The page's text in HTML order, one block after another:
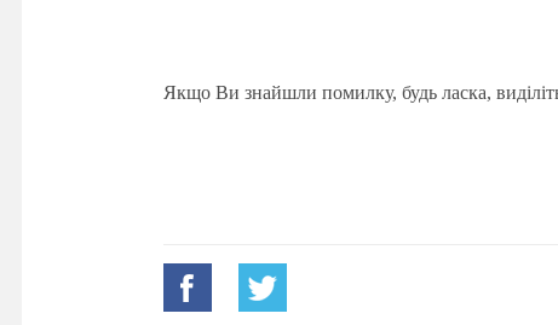
Якщо Ви знайшли помилку, будь ласка,